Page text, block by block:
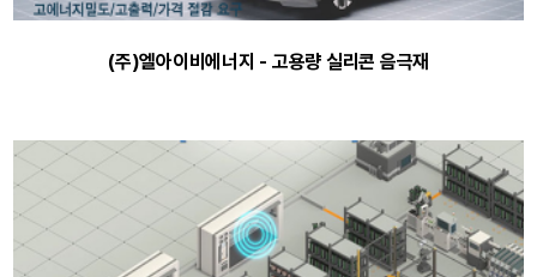
(주)엘아이비에너지 - 고용량 실리콘 음극재